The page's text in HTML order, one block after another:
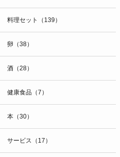
料理セット（139）
卵（38）
酒（28）
健康食品（7）
本（30）
サービス（17）